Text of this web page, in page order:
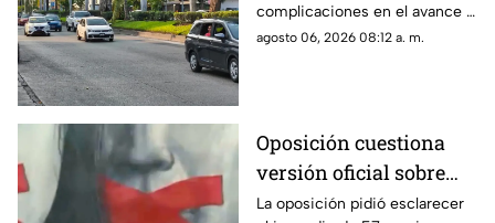
complicaciones en el avance y
los tramos con desperfectos
agosto 06, 2026 08:12 a. m.
Oposición cuestiona
versión oficial sobre
incendio de 57
La oposición pidió esclarecer